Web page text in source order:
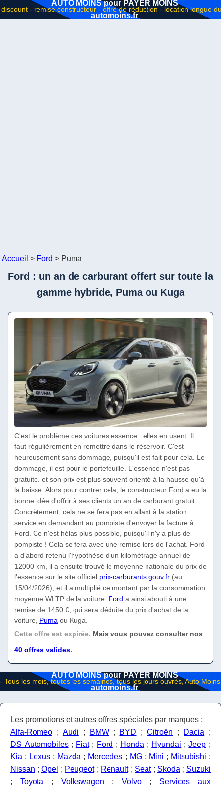
AUTO MOINS pour PAYER MOINS
automoins.fr
Accueil > Ford > Puma
Ford : un an de carburant offert sur toute la
gamme hybride, Puma ou Kuga
C'est le problème des voitures essence : elles en usent. Il
faut régulièrement en remettre dans le réservoir. C'est
heureusement sans dommage, puisqu'il est fait pour cela. Le
dommage, il est pour le portefeuille. L'essence n'est pas
gratuite, et son prix est plus souvent orienté à la hausse qu'à
la baisse. Alors pour contrer cela, le constructeur Ford a eu la
bonne idée d'offrir à ses clients un an de carburant gratuit.
Concrètement, cela ne se fera pas en allant à la station
service en demandant au pompiste d'envoyer la facture à
Ford. Ce n'est hélas plus possible, puisqu'il n'y a plus de
pompiste ! Cela se fera avec une remise lors de l'achat. Ford
a d'abord retenu l'hypothèse d'un kilométrage annuel de
12000 km, il a ensuite trouvé le moyenne nationale du prix de
l'essence sur le site officiel prix-carburants.gouv.fr (au
15/04/2026), et il a multiplié ce montant par la consommation
moyenne WLTP de la voiture. Ford a ainsi abouti à une
remise de 1450 €, qui sera déduite du prix d'achat de la
voiture, Puma ou Kuga.
Cette offre est expirée. Mais vous pouvez consulter nos
40 offres valides.
AUTO MOINS pour PAYER MOINS
automoins.fr
Les promotions et autres offres spéciales par marques :
Alfa-Romeo ; Audi ; BMW; BYD ;Citroën ; Dacia ;
DS Automobiles; Fiat; Ford ; Honda ; Hyundai ;Jeep ;
Kia ; Lexus ; Mazda ; Mercedes ; MG; Mini ; Mitsubishi ;
Nissan ; Opel ; Peugeot; Renault; Seat; Skoda ; Suzuki
; Toyota ; Volkswagen ; Volvo ; Services aux